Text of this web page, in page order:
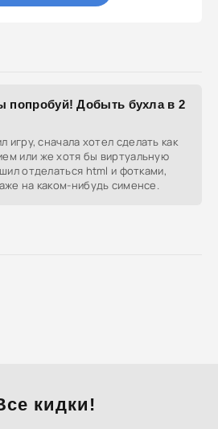
попробуй! Добыть бухла в 2
игру, сначала хотел сделать как
или же хотя бы виртуальную
отделаться html и фотками,
на каком-нибудь сименсе.